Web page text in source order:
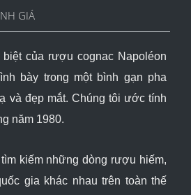
GIÁ
của rượu cognac Napoléon
bày trong một bình gạn pha
và đẹp mắt. Chúng tôi ước tính
năm 1980.
kiếm những dòng rượu hiếm,
gia khác nhau trên toàn thế